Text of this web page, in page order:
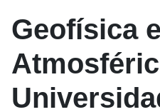
Geofísica